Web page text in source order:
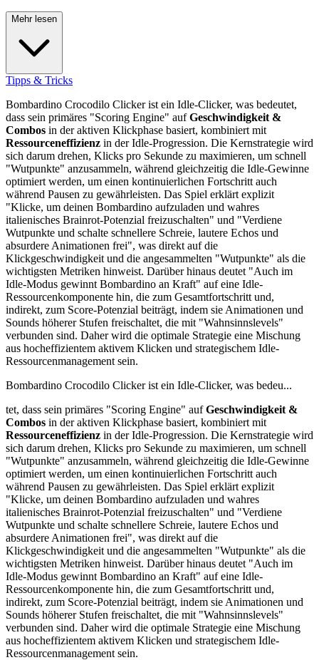
Mehr lesen
Tipps & Tricks
Bombardino Crocodilo Clicker ist ein Idle-Clicker, was bedeutet,
dass sein primäres "Scoring Engine" aufGeschwindigkeit &
Combos in der aktiven Klickphase basiert, kombiniert mit
Ressourceneffizienz in der Idle-Progression. Die Kernstrategie wird
sich darum drehen, Klicks pro Sekunde zu maximieren, um schnell
"Wutpunkte" anzusammeln, während gleichzeitig die Idle-Gewinne
optimiert werden, um einen kontinuierlichen Fortschritt auch
während Pausen zu gewährleisten. Das Spiel erklärt explizit
"Klicke, um deinen Bombardino aufzuladen und wahres
italienisches Brainrot-Potenzial freizuschalten" und "Verdiene
Wutpunkte und schalte schnellere Schreie, lautere Echos und
absurdere Animationen frei", was direkt auf die
Klickgeschwindigkeit und die angesammelten "Wutpunkte" als die
wichtigsten Metriken hinweist. Darüber hinaus deutet "Auch im
Idle-Modus gewinnt Bombardino an Kraft" auf eine Idle-
Ressourcenkomponente hin, die zum Gesamtfortschritt und,
indirekt, zum Score-Potenzial beiträgt, indem sie Animationen und
Sounds höherer Stufen freischaltet, die mit "Wahnsinnslevels"
verbunden sind. Daher wird die optimale Strategie eine Mischung
aus hocheffizientem aktivem Klicken und strategischem Idle-
Ressourcenmanagement sein.
Bombardino Crocodilo Clicker ist ein Idle-Clicker, was bedeu...
tet, dass sein primäres "Scoring Engine" aufGeschwindigkeit &
Combos in der aktiven Klickphase basiert, kombiniert mit
Ressourceneffizienz in der Idle-Progression. Die Kernstrategie wird
sich darum drehen, Klicks pro Sekunde zu maximieren, um schnell
"Wutpunkte" anzusammeln, während gleichzeitig die Idle-Gewinne
optimiert werden, um einen kontinuierlichen Fortschritt auch
während Pausen zu gewährleisten. Das Spiel erklärt explizit
"Klicke, um deinen Bombardino aufzuladen und wahres
italienisches Brainrot-Potenzial freizuschalten" und "Verdiene
Wutpunkte und schalte schnellere Schreie, lautere Echos und
absurdere Animationen frei", was direkt auf die
Klickgeschwindigkeit und die angesammelten "Wutpunkte" als die
wichtigsten Metriken hinweist. Darüber hinaus deutet "Auch im
Idle-Modus gewinnt Bombardino an Kraft" auf eine Idle-
Ressourcenkomponente hin, die zum Gesamtfortschritt und,
indirekt, zum Score-Potenzial beiträgt, indem sie Animationen und
Sounds höherer Stufen freischaltet, die mit "Wahnsinnslevels"
verbunden sind. Daher wird die optimale Strategie eine Mischung
aus hocheffizientem aktivem Klicken und strategischem Idle-
Ressourcenmanagement sein.